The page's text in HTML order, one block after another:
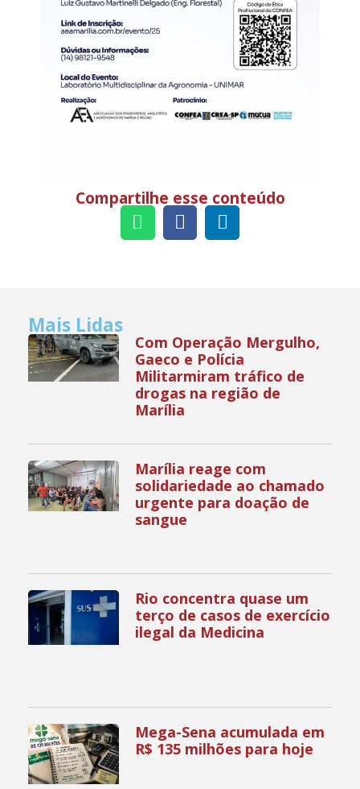
Compartilhe esse conteúdo
Mais Lidas
Com Operação Mergulho,
Gaeco e Polícia
Militarmiram tráfico de
drogas na região de
Marília
Marília reage com
solidariedade ao chamado
urgente para doação de
sangue
Rio concentra quase um
terço de casos de exercício
ilegal da Medicina
Mega-Sena acumulada em
R$ 135 milhões para hoje